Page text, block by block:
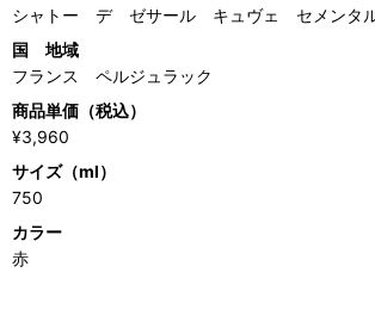
シャトー デ ゼサール キュヴェ セメンタ
国 地域
フランス ペルジュラック
商品単価（税込）
¥3,960
サイズ（ml）
750
カラー
赤